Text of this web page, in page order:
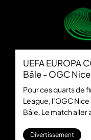
UEFA EUROPA
Bâle - OGC Nice
Pour ces quarts de
League, l’OGC
Bâle. Le match aller
également la
Divertissement